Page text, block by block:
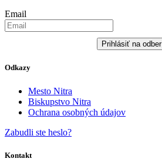
Email
Prihlásiť na odber
Odkazy
Mesto Nitra
Biskupstvo Nitra
Ochrana osobných údajov
Zabudli ste heslo?
Kontakt